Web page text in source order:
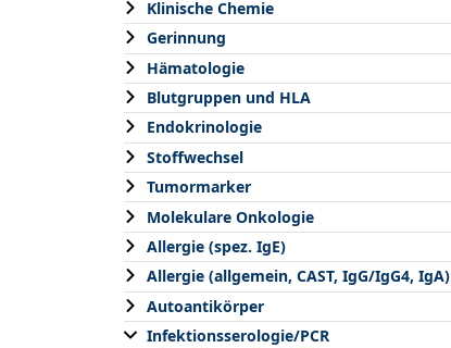
Klinische Chemie
Gerinnung
Hämatologie
Blutgruppen und HLA
Endokrinologie
Stoffwechsel
Tumormarker
Molekulare Onkologie
Allergie (spez. IgE)
Allergie (allgemein, CAST, IgG/IgG4, IgA)
Autoantikörper
Infektionsserologie/PCR